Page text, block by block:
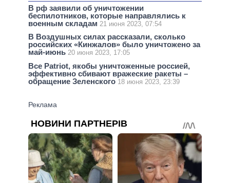
В рф заявили об уничтожении
беспилотников, которые направлялись к
военным складам 21 июня 2023, 07:54
В Воздушных силах рассказали, сколько
российских «Кинжалов» было уничтожено за
май-июнь 20 июня 2023, 17:05
Все Patriot, якобы уничтоженные россией,
эффективно сбивают вражеские ракеты –
обращение Зеленского 18 июня 2023, 23:39